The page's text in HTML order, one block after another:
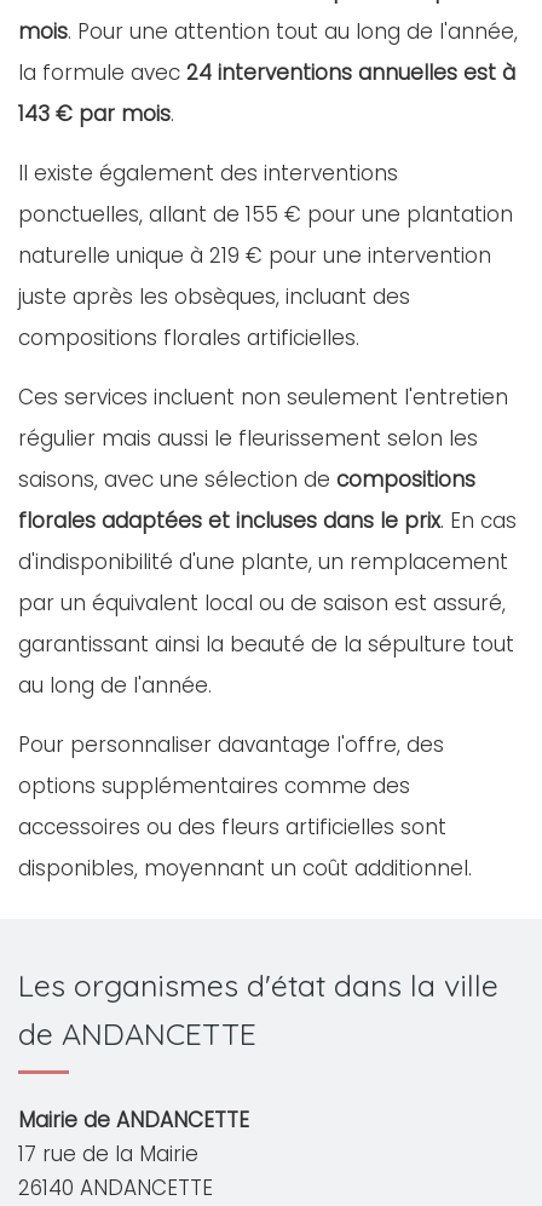
mois. Pour une attention tout au long de l'année,
la formule avec 24 interventions annuelles est à
143 € par mois.
Il existe également des interventions
ponctuelles, allant de 155 € pour une plantation
naturelle unique à 219 € pour une intervention
juste après les obsèques, incluant des
compositions florales artificielles.
Ces services incluent non seulement l'entretien
régulier mais aussi le fleurissement selon les
saisons, avec une sélection de compositions
florales adaptées et incluses dans le prix. En cas
d'indisponibilité d'une plante, un remplacement
par un équivalent local ou de saison est assuré,
garantissant ainsi la beauté de la sépulture tout
au long de l'année.
Pour personnaliser davantage l'offre, des
options supplémentaires comme des
accessoires ou des fleurs artificielles sont
disponibles, moyennant un coût additionnel.
Les organismes d'état dans la ville
de ANDANCETTE
Mairie de ANDANCETTE
17 rue de la Mairie
26140 ANDANCETTE